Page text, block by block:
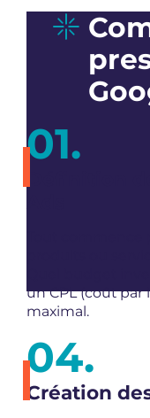
un CPL (coût par
maximal.
Création